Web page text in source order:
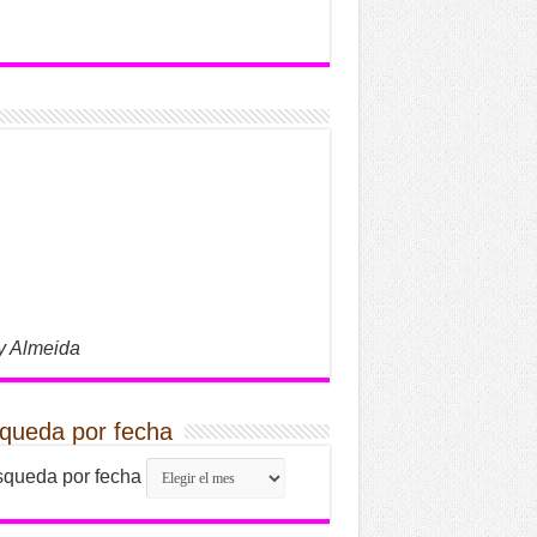
Almeida
por fecha
por fecha